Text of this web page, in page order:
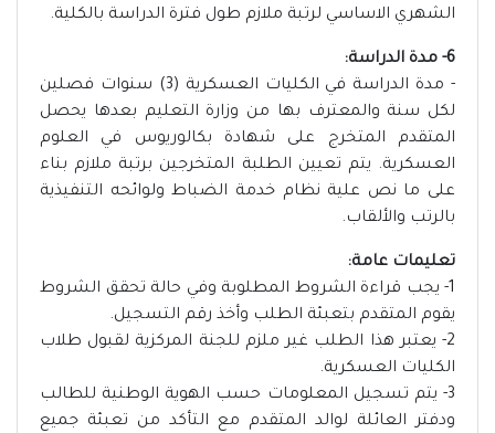
الشهري الاساسي لرتبة ملازم طول فترة الدراسة بالكلية.
6- مدة الدراسة:
- مدة الدراسة في الكليات العسكرية (3) سنوات فصلين
لكل سنة والمعترف بها من وزارة التعليم بعدها يحصل
المتقدم المتخرج على شهادة بكالوريوس في العلوم
العسكرية. يتم تعيين الطلبة المتخرجين برتبة ملازم بناء
على ما نص علية نظام خدمة الضباط ولوائحه التنفيذية
بالرتب والألقاب.
تعليمات عامة:
1- يجب قراءة الشروط المطلوبة وفي حالة تحقق الشروط
يقوم المتقدم بتعبئة الطلب وأخذ رقم التسجيل.
2- يعتبر هذا الطلب غير ملزم للجنة المركزية لقبول طلاب
الكليات العسكرية.
3- يتم تسجيل المعلومات حسب الهوية الوطنية للطالب
ودفتر العائلة لوالد المتقدم مع التأكد من تعبئة جميع